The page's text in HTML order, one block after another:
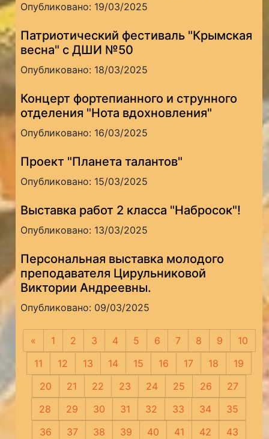
Опубликовано: 19/03/2025
Патриотический фестиваль "Крымская
весна" с ДШИ №50
Опубликовано: 18/03/2025
Концерт фортепианного и струнного
отделения "Нота вдохновления"
Опубликовано: 16/03/2025
Проект "Планета талантов"
Опубликовано: 15/03/2025
Выставка работ 2 класса "Набросок"!
Опубликовано: 13/03/2025
Персональная выставка молодого
преподавателя Цирульниковой
Виктории Андреевны.
Опубликовано: 09/03/2025
« Предыдущая
1 2 3 4 5 6 7 8 9
10
11
12 13 14 15 16 17 18
19
20
21 22 23 24 25 26
27
28
29 30 31 32 33 34
35
36
37 38 39 40 41 42
43